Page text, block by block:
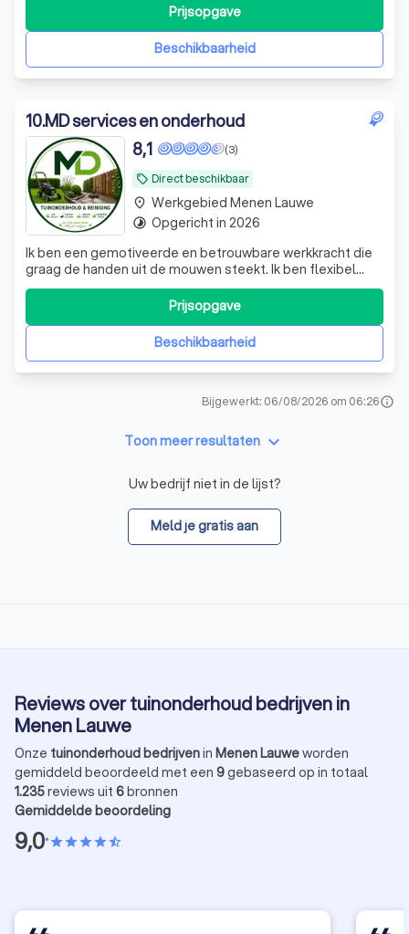
het uitvoeren van diverse tuinierwerken. Met oog voor
detail, kwaliteit en duurzaamheid zorgen wij ervoor dat uw
tuin en woning er opnieuwBeschikbaarheid
Prijsopgave
10.MD services en onderhoud
local_offer Direct beschikbaar
(3)
8,1
Ik ben een gemotiveerde en betrouwbare werkkracht die
graag de handen uit de mouwen steekt. Ik ben flexibel
inzetbaar en help met verhuizen, klusjes, tuinonderhoud
en andere praktische taken. Ik werk nauwkeurig, ben
vriendelijk en zorg ervoor dat elke opdracht correct wordt
uitgevoerd. Ik ben beschiBeschikbaarheid
Prijsopgave
place Werkgebied Menen Lauwe
timelapse Opgericht in 2026
Bijgewerkt: 06/08/2026 om 06:26info
Toon meer resultaten keyboard_arrow_down
Uw bedrijf niet in de lijst?
Meld je gratis aan
Reviews over tuinonderhoud bedrijven in
Menen Lauwe
Onze tuinonderhoud bedrijvenin Menen Lauweworden
gemiddeld beoordeeld met een 9gebaseerd op in totaal
1.235reviews uit 6bronnen
Gemiddelde beoordeling
9,0•starstarstarstarstar_half